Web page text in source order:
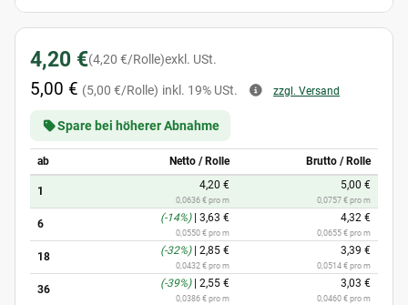
4,20 €(4,20 €/Rolle)exkl. USt.
5,00 € (5,00 €/Rolle) inkl. 19% USt. zzgl. Versand
Spare bei höherer Abnahme
ab Netto / Rolle Brutto / Rolle
1 4,20 €
0,0636 € pro m
5,00 €
0,0757 € pro m
6 (-14%) 3,63 €
0,0550 € pro m
4,32 €
0,0655 € pro m
18 (-32%) 2,85 €
0,0432 € pro m
3,39 €
0,0514 € pro m
36 (-39%) 2,55 €
0,0386 € pro m
3,03 €
0,0460 € pro m